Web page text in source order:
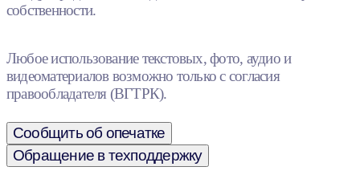
собственности.
Любое использование текстовых, фото, аудио и
видеоматериалов возможно только с согласия
правообладателя (ВГТРК).
Сообщить об опечатке
Обращение в техподдержку